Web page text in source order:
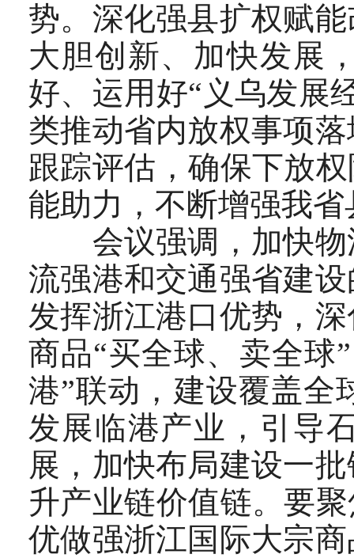
势。深化强县扩权赋
大胆创新、加快发展
好、运用好“义乌发展
类推动省内放权事项
跟踪评估，确保下放
能助力，不断增强我
会议强调，加快物
流强港和交通强省建
发挥浙江港口优势，
商品“买全球、卖全球
港”联动，建设覆盖全
发展临港产业，引导
展，加快布局建设一
升产业链价值链。要
优做强浙江国际大宗